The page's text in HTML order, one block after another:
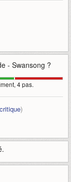
- Swansong ?
4 pas.
critique)